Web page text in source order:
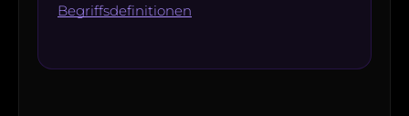
Begriffsdefinitionen